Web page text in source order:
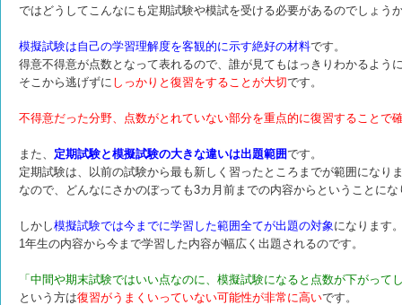
ではどうしてこんなにも定期試験や模試を受ける必要があるのでしょう
模擬試験は自己の学習理解度を客観的に示す絶好の材料です。
得意不得意が点数となって表れるので、誰が見てもはっきりわかるよう
そこから逃げずに しっかりと復習をすることが大切です。
不得意だった分野、点数がとれていない部分を重点的に復習することで
また、 定期試験と模擬試験の大きな違いは出題範囲です。
定期試験は、以前の試験から最も新しく習ったところまでが範囲になり
なので、どんなにさかのぼっても3カ月前までの内容からということにな
しかし模擬試験では今までに学習した範囲全てが出題の対象になります
1年生の内容から今まで学習した内容が幅広く出題されるのです。
「中間や期末試験ではいい点なのに、模擬試験になると点数が下がって
という方は復習がうまくいっていない可能性が非常に高いです。